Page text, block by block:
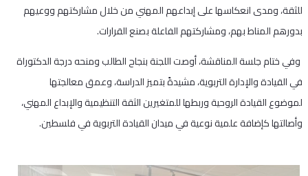
للثقة، ومدى انعكاسها على إبداعهم المهني من خلال مشاركتهم ووعيهم
بدورهم المناط بهم، ومشاركتهم الفاعلة بصنع القرارات.
وفي ختام جلسة المناقشة، أوصت اللجنة بنجاح الطالب ومنحه درجة الدكتوراة
في القيادة والإدارة التربوية، مشيدةً بتميز الدراسة، وعمق معالجتها
لموضوع القيادة الروحية وربطها للمتغيرين الثقة التنظيمية والإبداع المهني،
وأصالتها كإضافة علمية نوعية في ميدان القيادة التربوية في فلسطين.